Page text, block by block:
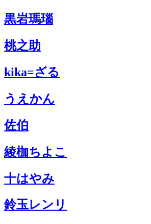
黒岩瑪瑙
桃之助
kika=ざる
うえかん
佐伯
綾枷ちよこ
十はやみ
鈴玉レンリ